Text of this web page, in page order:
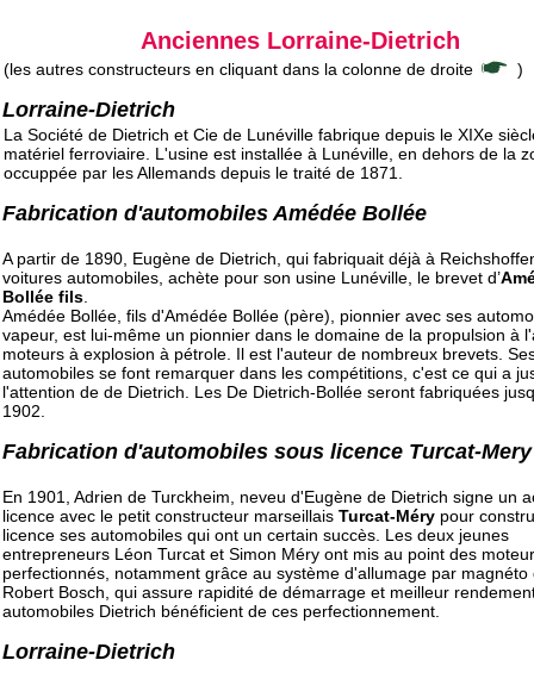
Anciennes Lorraine-Dietrich
(les autres constructeurs en cliquant dans la colonne de droite )
Lorraine-Dietrich
La Société de Dietrich et Cie de Lunéville fabrique depuis le XIXe
matériel ferroviaire. L'usine est installée à Lunéville, en dehors de la
occuppée par les Allemands depuis le traité de 1871.
Fabrication d'automobiles Amédée Bollée
A partir de 1890, Eugène de Dietrich, qui fabriquait déjà à
voitures automobiles, achète pour son usine Lunéville, le brevet d’
Bollée fils
Amédée Bollée, fils d'Amédée Bollée (père), pionnier avec ses
vapeur, est lui-même un pionnier dans le domaine de la propulsion à
moteurs à explosion à pétrole. Il est l'auteur de nombreux brevets.
automobiles se font remarquer dans les compétitions, c'est ce qui a
l'attention de de Dietrich. Les De Dietrich-Bollée seront fabriquées
1902.
Fabrication d'automobiles sous licence Turcat-Mery
En 1901, Adrien de Turckheim, neveu d'Eugène de Dietrich signe un
licence avec le petit constructeur marseillais Turcat-Méry pour
licence ses automobiles qui ont un certain succès. Les deux jeunes
entrepreneurs Léon Turcat et Simon Méry ont mis au point des
perfectionnés, notamment grâce au système d'allumage par magnéto
Robert Bosch, qui assure rapidité de démarrage et meilleur
automobiles Dietrich bénéficient de ces perfectionnement.
Lorraine-Dietrich